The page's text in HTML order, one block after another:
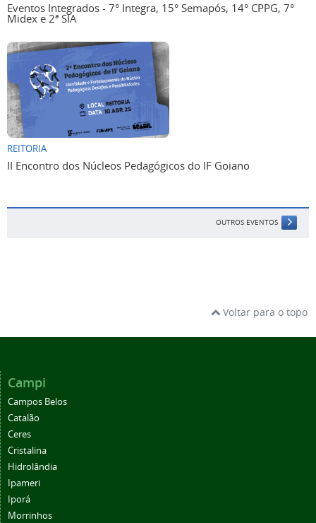
Eventos Integrados - 7° Integra, 15° Semapós, 14° CPPG, 7°
Midex e 2ª SIA
REITORIA
II Encontro dos Núcleos Pedagógicos do IF Goiano
OUTROS EVENTOS
Voltar para o topo
Campi
Campos Belos
Catalão
Ceres
Cristalina
Hidrolândia
Ipameri
Iporá
Morrinhos